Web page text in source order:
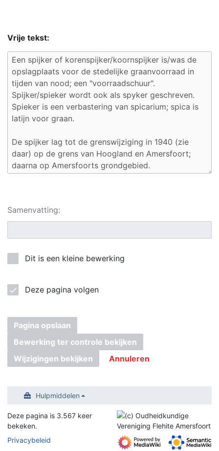
Vrije tekst:
Samenvatting:
Dit is een kleine bewerking
Deze pagina volgen
Pagina opslaan
Bewerking ter controle bekijken
Wijzigingen bekijken
Annuleren
Hulpmiddelen
Deze pagina is 3.567 keer
bekeken.
Privacybeleid